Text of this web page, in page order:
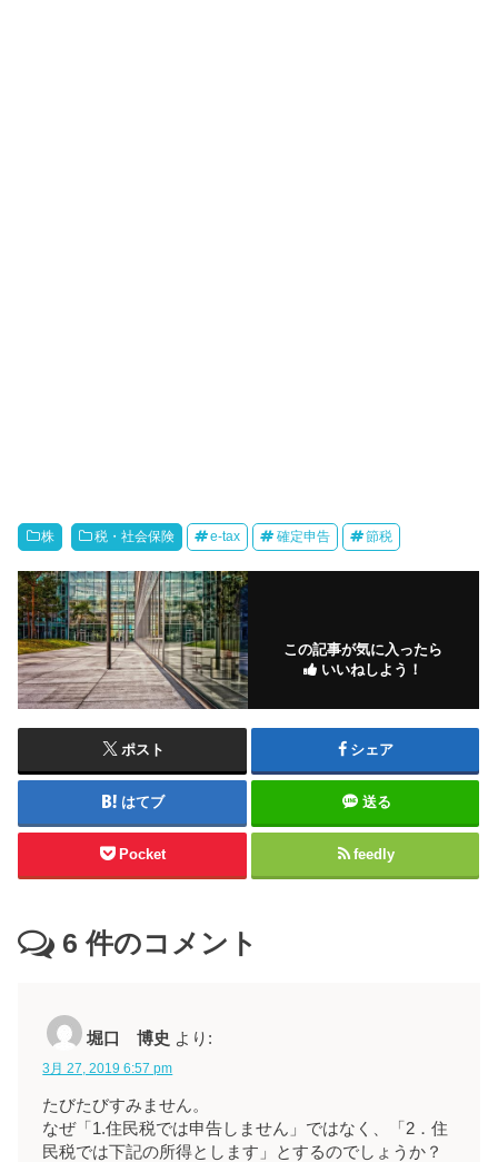
株 税・社会保険 e-tax 確定申告 節税
この記事が気に入ったら
いいねしよう！
ポスト シェア
はてブ 送る
Pocket feedly
6 件のコメント
堀口 博史 より:
3月 27, 2019 6:57 pm
たびたびすみません。
なぜ「1.住民税では申告しません」ではなく、「2．住
民税では下記の所得とします」とするのでしょうか？